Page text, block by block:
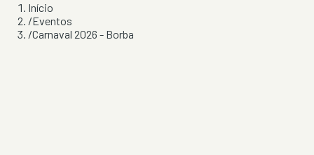
Início
/Eventos
/Carnaval 2026 - Borba